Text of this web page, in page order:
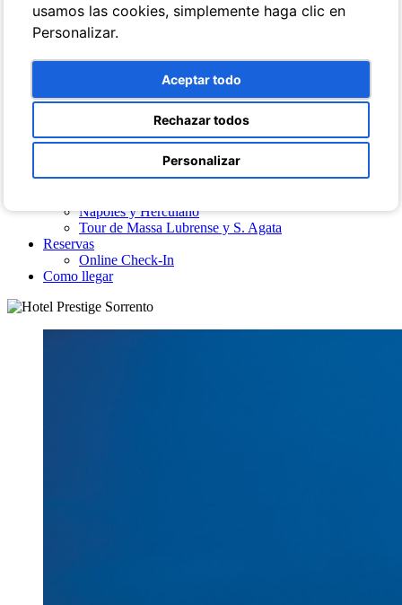
usamos las cookies, simplemente haga clic en
Personalizar.
Aceptar todo
Rechazar todos
Personalizar
Los Cuartos de baño
Los Servicios
Piscina con terraza y vistas al mar
Galería de fotos
Fotos del Hotel
Fotos de la Villa
Servicio gratuito de lanzadera
Excursiones y Traslados
Traslado privado en coche de lujo o en minivan de lujo
Costa de Amalfi
Nápoles y Herculano
Tour de Massa Lubrense y S. Agata
Reservas
Online Check-In
Como llegar